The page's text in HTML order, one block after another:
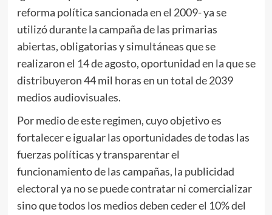
reforma política sancionada en el 2009- ya se
utilizó durante la campaña de las primarias
abiertas, obligatorias y simultáneas que se
realizaron el 14 de agosto, oportunidad en la que se
distribuyeron 44 mil horas en un total de 2039
medios audiovisuales.
Por medio de este regimen, cuyo objetivo es
fortalecer e igualar las oportunidades de todas las
fuerzas políticas y transparentar el
funcionamiento de las campañas, la publicidad
electoral ya no se puede contratar ni comercializar
sino que todos los medios deben ceder el 10% del